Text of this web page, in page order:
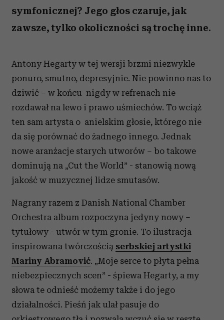
symfonicznej? Jego głos czaruje, jak
zawsze, tylko okoliczności są trochę inne.
Antony Hegarty w tej wersji brzmi niezwykle
ponuro, smutno, depresyjnie. Nie powinno nas to
dziwić – w końcu nigdy w refrenach nie
rozdawał na lewo i prawo uśmiechów. To wciąż
ten sam artysta o anielskim głosie, którego nie
da się porównać do żadnego innego. Jednak
nowe aranżacje starych utworów – bo takowe
dominują na „Cut the World” - stanowią nową
jakość w muzycznej lidze smutasów.
Nagrany razem z Danish National Chamber
Orchestra album rozpoczyna jedyny nowy –
tytułowy - utwór w tym gronie. To ilustracja
inspirowana twórczością serbskiej artystki
Mariny Abramović. „Moje serce to płyta pełna
niebezpiecznych scen” - śpiewa Hegarty, a my
słowa te odnieść możemy także i do jego
działalności. Pieśń jak ulał pasuje do